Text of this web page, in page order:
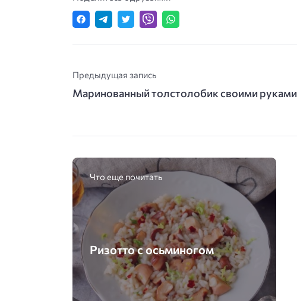
Предыдущая запись
Маринованный толстолобик своими руками
Что еще почитать
Ризотто с осьминогом